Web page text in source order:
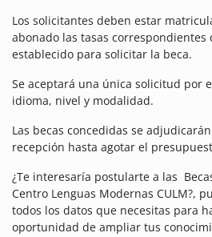
Los solicitantes deben estar
abonado las tasas
establecido para solicitar la beca.
Se aceptará una única solicitud por
idioma, nivel y modalidad.
Las becas concedidas se
recepción hasta agotar el
¿Te interesaría postularte a las
Centro Lenguas Modernas CULM?,
todos los datos que necesitas para
oportunidad de ampliar tus